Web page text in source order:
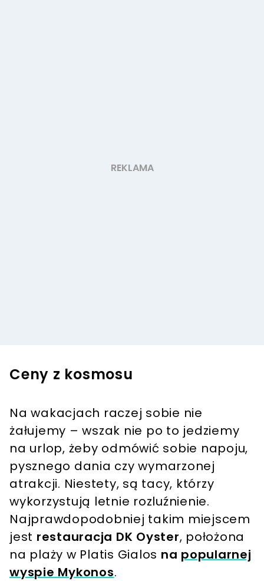
Ceny z kosmosu
Na wakacjach raczej sobie nie
żałujemy – wszak nie po to jedziemy
na urlop, żeby odmówić sobie napoju,
pysznego dania czy wymarzonej
atrakcji. Niestety, są tacy, którzy
wykorzystują letnie rozluźnienie.
Najprawdopodobniej takim miejscem
jest restauracja DK Oyster, położona
na plaży w Platis Gialos na popularnej
wyspie Mykonos.